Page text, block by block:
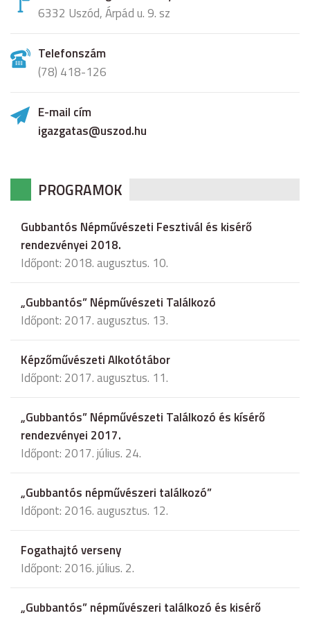
6332 Uszód, Árpád u. 9. sz
Telefonszám
(78) 418-126
E-mail cím
igazgatas@uszod.hu
PROGRAMOK
Gubbantós Népművészeti Fesztivál és kisérő
rendezvényei 2018.
Időpont: 2018. augusztus. 10.
„Gubbantós” Népművészeti Találkozó
Időpont: 2017. augusztus. 13.
Képzőművészeti Alkotótábor
Időpont: 2017. augusztus. 11.
„Gubbantós” Népművészeti Találkozó és kísérő
rendezvényei 2017.
Időpont: 2017. július. 24.
„Gubbantós népművészeri találkozó”
Időpont: 2016. augusztus. 12.
Fogathajtó verseny
Időpont: 2016. július. 2.
„Gubbantós” népművészeri találkozó és kisérő